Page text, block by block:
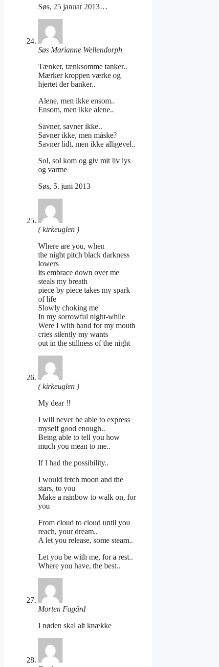
Søs, 25 januar 2013…
Søs Marianne Wellendorph
Tænker, tænksomme tanker..
Mærker kroppen værke og
hjertet der banker..
Alene, men ikke ensom..
Ensom, men ikke alene..
Savner, savner ikke..
Savner ikke, men måske?
Savner lidt, men ikke alligevel..
Sol, sol kom og giv mit liv lys
og varme
Søs, 5. juni 2013
( kirkeuglen )
Where are you, when
the night pitch black darkness
lowers
its embrace down over me
steals my breath
piece by piece takes my spark
of life
Slowly choking me
In my sorrowful night-while
Were I with hand for my mouth
cries silently my wants
out in the stillness of the night
( kirkeuglen )
My dear !!
I will never be able to express
myself good enough..
Being able to tell you how
much you mean to me..
If I had the possibility..
I would fetch moon and the
stars, to you
Make a rainbow to walk on, for
you
From cloud to cloud until you
reach, your dream..
A let you release, some steam..
Let you be with me, for a rest..
Where you have, the best..
Morten Fagård
I nøden skal alt knække